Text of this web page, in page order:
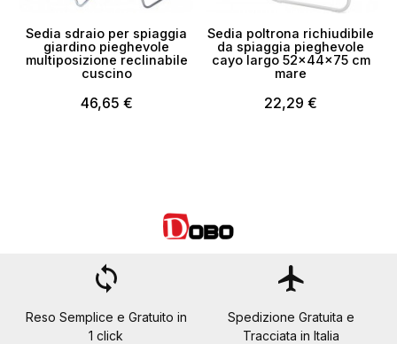
Sedia sdraio per spiaggia
giardino pieghevole
multiposizione reclinabile
cuscino
46,65 €
Sedia poltrona richiudibile
da spiaggia pieghevole
cayo largo 52x44x75 cm
mare
22,29 €
loop
Reso Semplice e Gratuito in
1 click
flight
Spedizione Gratuita e
Tracciata in Italia